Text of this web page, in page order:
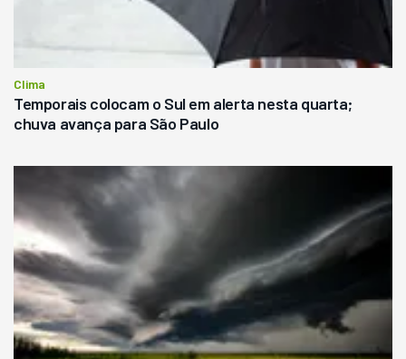
Clima
Temporais colocam o Sul em alerta nesta quarta;
chuva avança para São Paulo